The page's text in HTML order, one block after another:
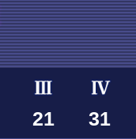
21 31